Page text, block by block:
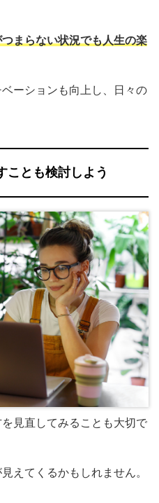
まらない状況でも人生の楽
ーションも向上し、日々の
ことも検討しよう
見直してみることも大切で
えてくるかもしれません。